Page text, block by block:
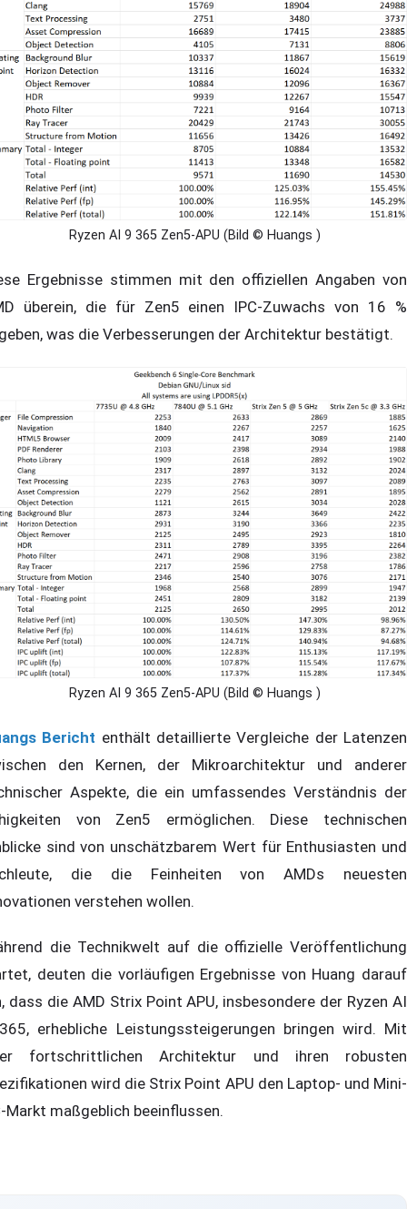
Ryzen AI 9 365 Zen5-APU (Bild © Huangs )
Ergebnisse stimmen mit den offiziellen Angaben von
überein, die für Zen5 einen IPC-Zuwachs von 16 %
was die Verbesserungen der Architektur bestätigt.
Ryzen AI 9 365 Zen5-APU (Bild © Huangs )
Bericht enthält detaillierte Vergleiche der Latenzen
den Kernen, der Mikroarchitektur und anderer
Aspekte, die ein umfassendes Verständnis der
von Zen5 ermöglichen. Diese technischen
sind von unschätzbarem Wert für Enthusiasten und
die die Feinheiten von AMDs neuesten
verstehen wollen.
die Technikwelt auf die offizielle Veröffentlichung
deuten die vorläufigen Ergebnisse von Huang darauf
dass die AMD Strix Point APU, insbesondere der Ryzen AI
erhebliche Leistungssteigerungen bringen wird. Mit
fortschrittlichen Architektur und ihren robusten
wird die Strix Point APU den Laptop- und Mini-
Markt maßgeblich beeinflussen.